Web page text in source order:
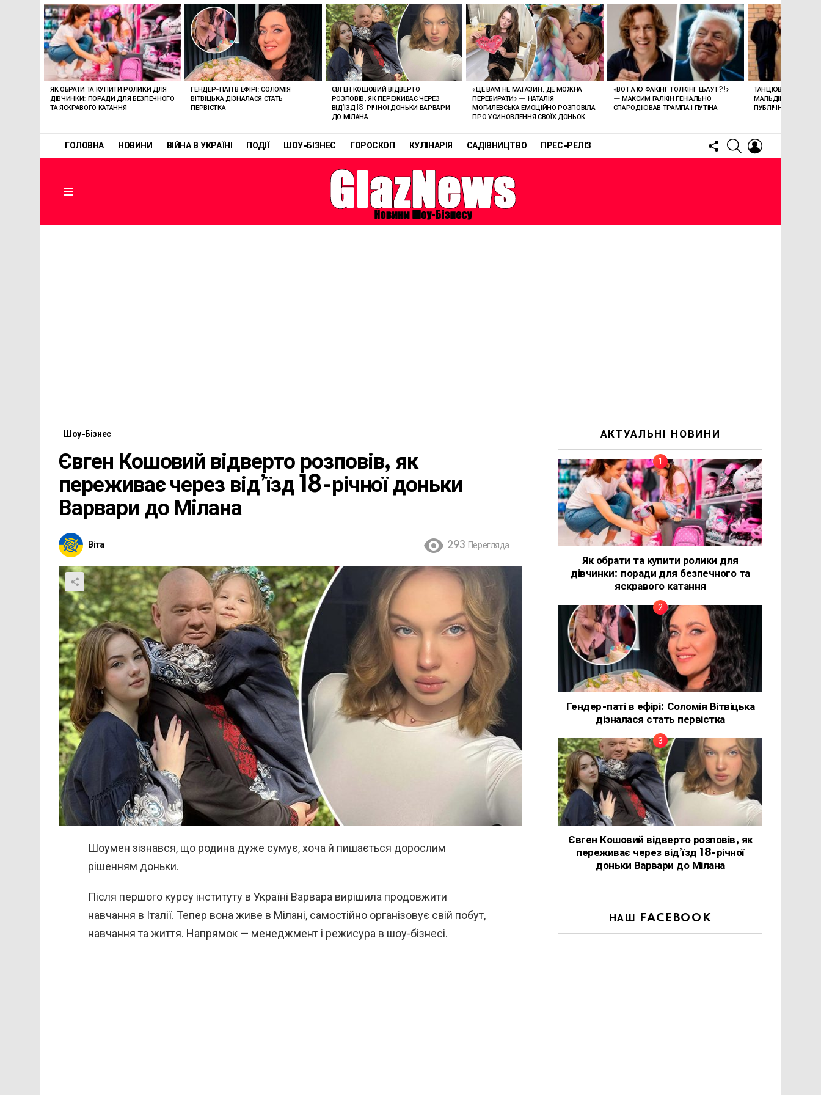
ГОЛОВНА НОВИНИ ВІЙНА В УКРАЇНІ ПОДІЇ ШОУ-БІЗНЕС ГОРОСКОП КУЛІНАРІЯ САДІВНИЦТВО ПРЕС-РЕЛІЗ
FOLLOW
US
SEARCH
ОСТАННІ
СТАТТІ
ЯК ОБРАТИ ТА КУПИТИ РОЛИКИ ДЛЯ
ДІВЧИНКИ: ПОРАДИ ДЛЯ БЕЗПЕЧНОГО
ТА ЯСКРАВОГО КАТАННЯ
ГЕНДЕР-ПАТІ В ЕФІРІ: СОЛОМІЯ
ВІТВІЦЬКА ДІЗНАЛАСЯ СТАТЬ
ПЕРВІСТКА
ЄВГЕН КОШОВИЙ ВІДВЕРТО
РОЗПОВІВ, ЯК ПЕРЕЖИВАЄ ЧЕРЕЗ
ВІД’ЇЗД 18-РІЧНОЇ ДОНЬКИ ВАРВАРИ
ДО МІЛАНА
«ЦЕ ВАМ НЕ МАГАЗИН, ДЕ МОЖНА
ПЕРЕБИРАТИ» — НАТАЛІЯ
МОГИЛЕВСЬКА ЕМОЦІЙНО РОЗПОВІЛА
ПРО УСИНОВЛЕННЯ СВОЇХ ДОНЬОК
«ВОТ А Ю ФАКІНГ ТОЛКІНГ ЕБАУТ?!»
— МАКСИМ ГАЛКІН ГЕНІАЛЬНО
СПАРОДІЮВАВ ТРАМПА І ПУТІНА
ТАНЦЮВАЛЬНИЙ
МАЛЬДІВАХ:
ПУБЛІЧНО
Шоу-Бізнес
Євген Кошовий відверто розповів, як
переживає через від’їзд 18-річної доньки
Варвари до Мілана
Віта 293 Перегляда
Шоумен зізнався, що родина дуже сумує, хоча й пишається дорослим
рішенням доньки.
Після першого курсу інституту в Україні Варвара вирішила продовжити
навчання в Італії. Тепер вона живе в Мілані, самостійно організовує свій побут,
навчання та життя. Напрямок — менеджмент і режисура в шоу-бізнесі.
АКТУАЛЬНІ НОВИНИ
Як обрати та купити ролики для
дівчинки: поради для безпечного та
яскравого катання
Гендер-паті в ефірі: Соломія Вітвіцька
дізналася стать первістка
Євген Кошовий відверто розповів, як
переживає через від’їзд 18-річної
доньки Варвари до Мілана
НАШ FACEBOOK